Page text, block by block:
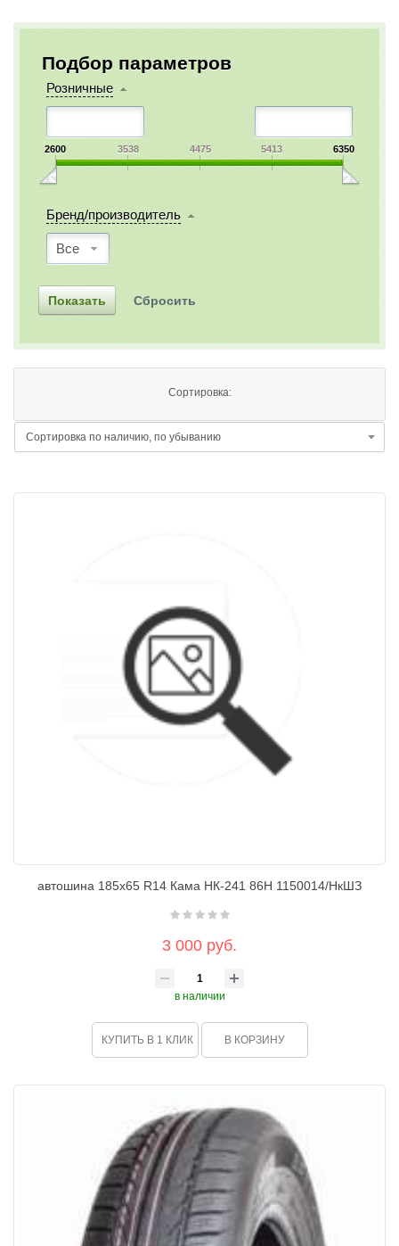
Подбор параметров
Розничные
2600 3538 4475 5413 6350
Бренд/производитель
Все
Сортировка:
автошина 185х65 R14 Кама НК-241 86H 1150014/НкШЗ
3 000 руб.
в наличии
КУПИТЬ В 1 КЛИК В КОРЗИНУ